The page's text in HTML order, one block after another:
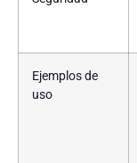
Ejemplos de
uso